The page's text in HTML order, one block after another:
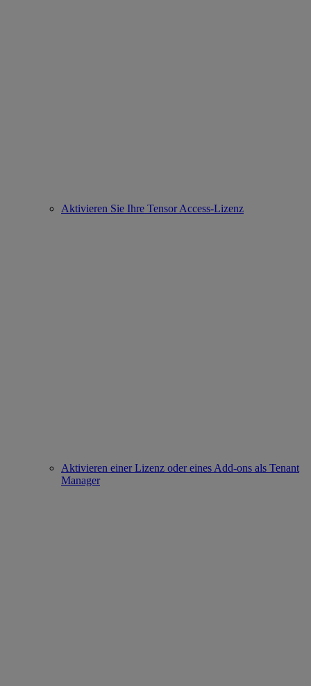
Aktivieren Sie Ihre Tensor Access-Lizenz
Aktivieren einer Lizenz oder eines Add-ons als Tenant
Manager